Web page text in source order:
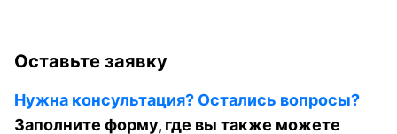
Оставьте заявку
Нужна консультация? Остались вопросы?
Заполните форму, где вы также можете